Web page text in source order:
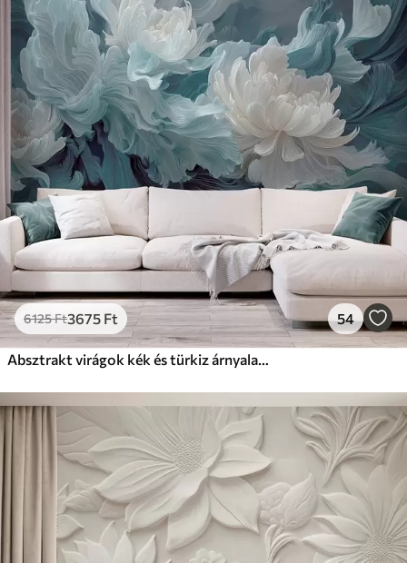
Standard
125007500 Ft/m²
Prémium
158339499Ft/m²
Prémium vinil
18208 10925Ft/m²
Peel and Stick
2266613600Ft/m²
6125Ft3675 Ft 54